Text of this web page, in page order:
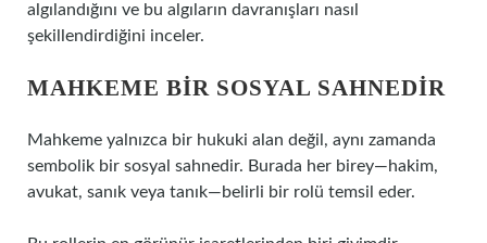
algılandığını ve bu algıların davranışları nasıl
şekillendirdiğini inceler.
MAHKEME BIR SOSYAL SAHNEDIR
Mahkeme yalnızca bir hukuki alan değil, aynı zamanda
sembolik bir sosyal sahnedir. Burada her birey—hakim,
avukat, sanık veya tanık—belirli bir rolü temsil eder.